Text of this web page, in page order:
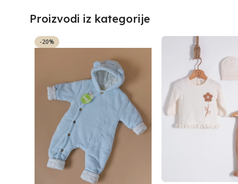
Proizvodi iz kategorije
-20%